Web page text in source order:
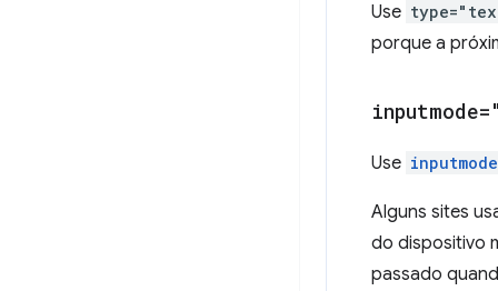
Use
porque a
Use
Alguns sites
do dispositivo
passado